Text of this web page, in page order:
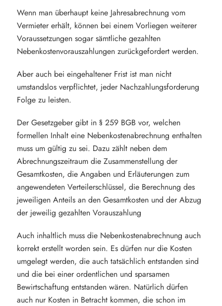
Wenn man überhaupt keine Jahresabrechnung vom
Vermieter erhält, können bei einem Vorliegen weiterer
Voraussetzungen sogar sämtliche gezahlten
Nebenkostenvorauszahlungen zurückgefordert werden.
Aber auch bei eingehaltener Frist ist man nicht
umstandslos verpflichtet, jeder Nachzahlungsforderung
Folge zu leisten.
Der Gesetzgeber gibt in § 259 BGB vor, welchen
formellen Inhalt eine Nebenkostenabrechnung enthalten
muss um gültig zu sei. Dazu zählt neben dem
Abrechnungszeitraum die Zusammenstellung der
Gesamtkosten, die Angaben und Erläuterungen zum
angewendeten Verteilerschlüssel, die Berechnung des
jeweiligen Anteils an den Gesamtkosten und der Abzug
der jeweilig gezahlten Vorauszahlung
Auch inhaltlich muss die Nebenkostenabrechnung auch
korrekt erstellt worden sein. Es dürfen nur die Kosten
umgelegt werden, die auch tatsächlich entstanden sind
und die bei einer ordentlichen und sparsamen
Bewirtschaftung entstanden wären. Natürlich dürfen
auch nur Kosten in Betracht kommen, die schon im